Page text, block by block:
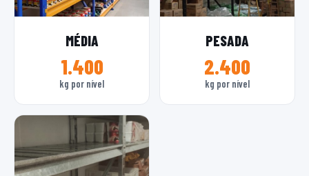
MÉDIA
1.400
kg por nível
PESADA
2.400
kg por nível